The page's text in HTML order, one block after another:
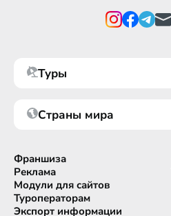
Туры
Страны мира
Франшиза
Реклама
Модули для сайтов
Туроператорам
Экспорт информации